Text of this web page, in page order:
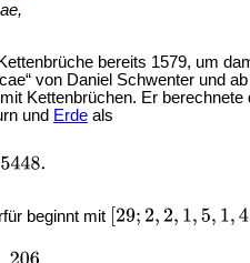
bereits 1579, um
von Daniel Schwenter und
Kettenbrüchen. Er
und Erdeals
beginnt mit